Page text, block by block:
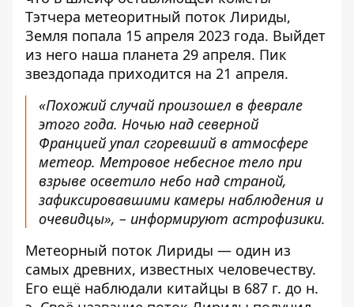
Тэтчера метеоритный поток Лириды,
Земля попала 15 апреля 2023 года. Выйдет
из него наша планета 29 апреля. Пик
звездопада приходится на 21 апреля.
«Похожий случай произошел в феврале
этого года. Ночью над северной
Францией упал сгоревший в атмосфере
метеор. Метровое небесное тело при
взрыве осветило небо над страной,
зафиксировавшими камеры наблюдения и
очевидцы», – информируют астрофизики.
Метеорный поток Лириды — один из
самых древних, известных человечеству.
Его ещё наблюдали китайцы в 687 г. до н.